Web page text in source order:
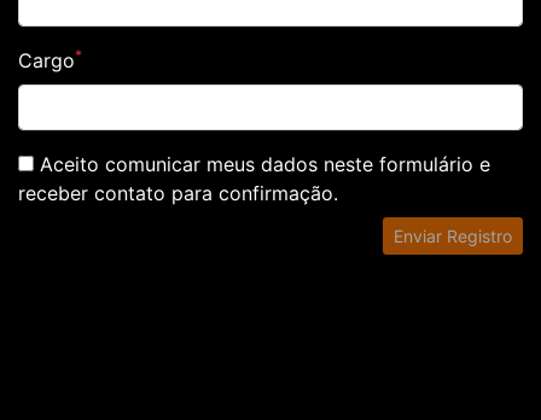
Cargo*
Aceito comunicar meus dados neste formulário e
receber contato para confirmação.
Enviar Registro